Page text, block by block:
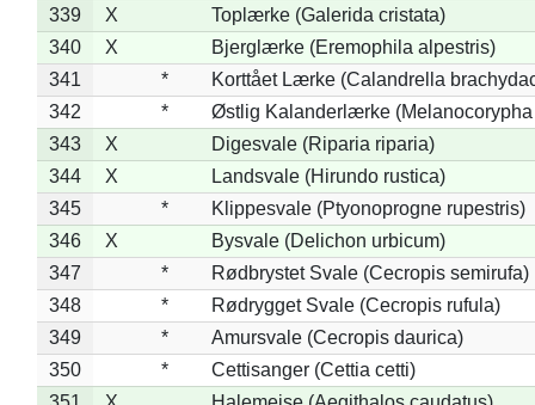
339
X
Toplærke (Galerida cristata)
340
X
Bjerglærke (Eremophila alpestris)
341
*
Korttået Lærke (Calandrella
342
*
Østlig Kalanderlærke (Melanocorypha
343
X
Digesvale (Riparia riparia)
344
X
Landsvale (Hirundo rustica)
345
*
Klippesvale (Ptyonoprogne rupestris)
346
X
Bysvale (Delichon urbicum)
347
*
Rødbrystet Svale (Cecropis semirufa)
348
*
Rødrygget Svale (Cecropis rufula)
349
*
Amursvale (Cecropis daurica)
350
*
Cettisanger (Cettia cetti)